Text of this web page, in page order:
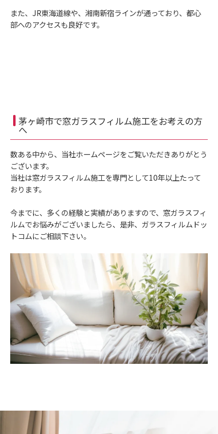
また、JR東海道線や、湘南新宿ラインが通っており、都心
部へのアクセスも良好です。
茅ヶ崎市で窓ガラスフィルム施工をお考えの方
へ
数ある中から、当社ホームページをご覧いただきありがとう
ございます。
当社は窓ガラスフィルム施工を専門として10年以上たって
おります。
今までに、多くの経験と実績がありますので、窓ガラスフィ
ルムでお悩みがございましたら、是非、ガラスフィルムドッ
トコムにご相談下さい。